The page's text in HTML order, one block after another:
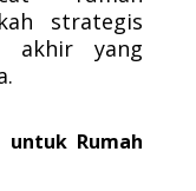
strategis
akhir yang
untuk Rumah